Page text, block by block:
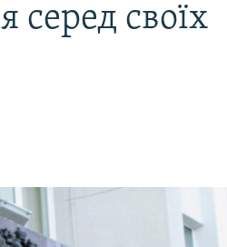
серед своїх